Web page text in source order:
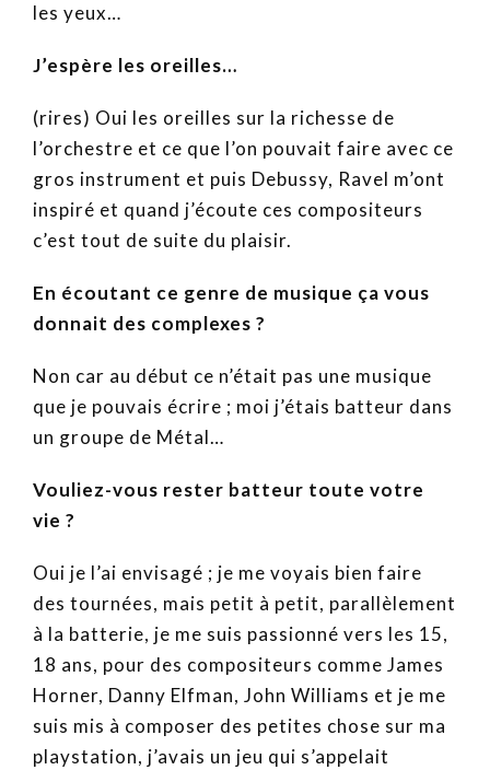
les yeux…
J’espère les oreilles…
(rires) Oui les oreilles sur la richesse de
l’orchestre et ce que l’on pouvait faire avec ce
gros instrument et puis Debussy, Ravel m’ont
inspiré et quand j’écoute ces compositeurs
c’est tout de suite du plaisir.
En écoutant ce genre de musique ça vous
donnait des complexes ?
Non car au début ce n’était pas une musique
que je pouvais écrire ; moi j’étais batteur dans
un groupe de Métal…
Vouliez-vous rester batteur toute votre
vie ?
Oui je l’ai envisagé ; je me voyais bien faire
des tournées, mais petit à petit, parallèlement
à la batterie, je me suis passionné vers les 15,
18 ans, pour des compositeurs comme James
Horner, Danny Elfman, John Williams et je me
suis mis à composer des petites chose sur ma
playstation, j’avais un jeu qui s’appelait